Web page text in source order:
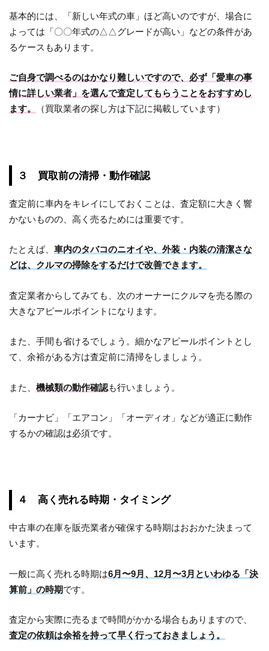
基本的には、「新しい年式の車」ほど高いのですが、場合に
よっては「〇〇年式の△△グレードが高い」などの条件があ
るケースもあります。
ご自身で調べるのはかなり難しいですので、必ず「愛車の事
情に詳しい業者」を選んで査定してもらうことをおすすめし
ます。
（買取業者の探し方は下記に掲載しています）
３ 買取前の清掃・動作確認
査定前に車内をキレイにしておくことは、査定額に大きく響
かないものの、高く売るためには重要です。
たとえば、車内のタバコのニオイや、外装・内装の清潔さな
どは、クルマの掃除をするだけで改善できます。
査定業者からしてみても、次のオーナーにクルマを売る際の
大きなアピールポイントになります。
また、手間も省けるでしょう。細かなアピールポイントとし
て、余裕がある方は査定前に清掃をしましょう。
また、機械類の動作確認も行いましょう。
「カーナビ」「エアコン」「オーディオ」などが適正に動作
するかの確認は必須です。
４ 高く売れる時期・タイミング
中古車の在庫を販売業者が確保する時期はおおかた決まって
います。
一般に高く売れる時期は6月〜9月、12月〜3月といわゆる「決
算前」の時期です。
査定から実際に売るまで時間がかかる場合もありますので、
査定の依頼は余裕を持って早く行っておきましょう。